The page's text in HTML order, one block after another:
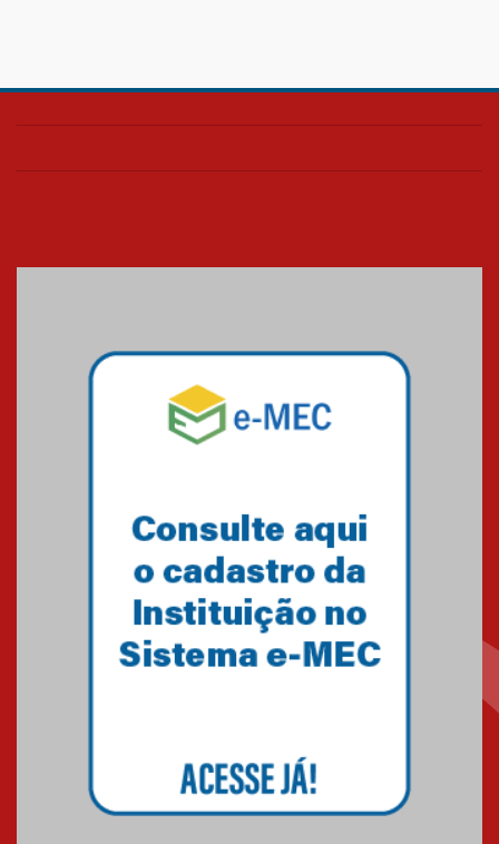
Confira como foi o culto mensal
Mackenzie mobiliza campanha
solidária para apoiar famílias em
Minas Gerais
Primeiro culto do ano ressalta o
27.02.2026